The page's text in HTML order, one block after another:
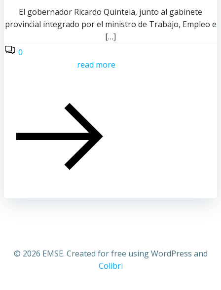
El gobernador Ricardo Quintela, junto al gabinete
provincial integrado por el ministro de Trabajo, Empleo e
[…]
0
read more
© 2026 EMSE. Created for free using WordPress and
Colibri